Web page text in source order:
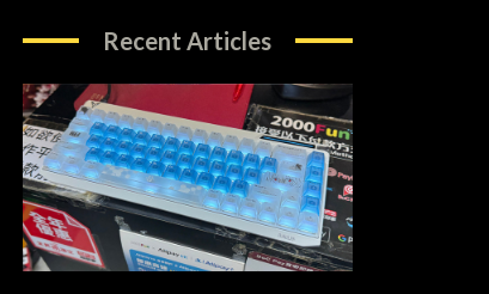
Recent Articles